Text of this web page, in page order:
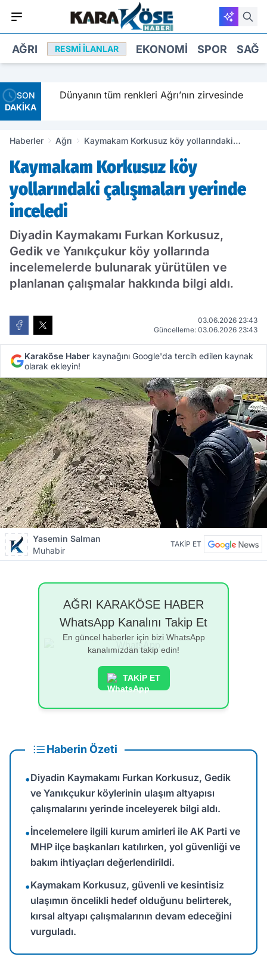
AĞRI RESMI İLANLAR EKONOMI SPOR
SON
DAKİKA
Dünyanın tüm renkleri Ağrı’nın zirvesinde
Haberler Ağrı
Kaymakam Korkusuz köy yollarındaki
Kaymakam Korkusuz köy
yollarındaki çalışmaları yerinde
inceledi
Diyadin Kaymakamı Furkan Korkusuz,
Gedik ve Yanıkçukur köy yollarında
incelemelerde bulunarak yürütülen ve
planlanan çalışmalar hakkında bilgi aldı.
03.06.2026 23:43
Güncelleme: 03.06.2026 23:43
Karaköse Haber kaynağını Google'da tercih edilen kaynak
olarak ekleyin!
Yasemin Salman
Muhabir
TAKİP ET
AĞRI KARAKÖSE HABER
WhatsApp Kanalını Takip Et
En güncel haberler için bizi WhatsApp
kanalımızdan takip edin!
TAKİP ET
Haberin Özeti
•Diyadin Kaymakamı Furkan Korkusuz, Gedik
ve Yanıkçukur köylerinin ulaşım altyapısı
çalışmalarını yerinde inceleyerek bilgi aldı.
•İncelemelere ilgili kurum amirleri ile AK Parti ve
MHP ilçe başkanları katılırken, yol güvenliği ve
bakım ihtiyaçları değerlendirildi.
•Kaymakam Korkusuz, güvenli ve kesintisiz
ulaşımın öncelikli hedef olduğunu belirterek,
kırsal altyapı çalışmalarının devam edeceğini
vurguladı.